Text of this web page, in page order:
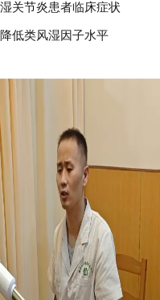
关节炎患者临床症状
低类风湿因子水平